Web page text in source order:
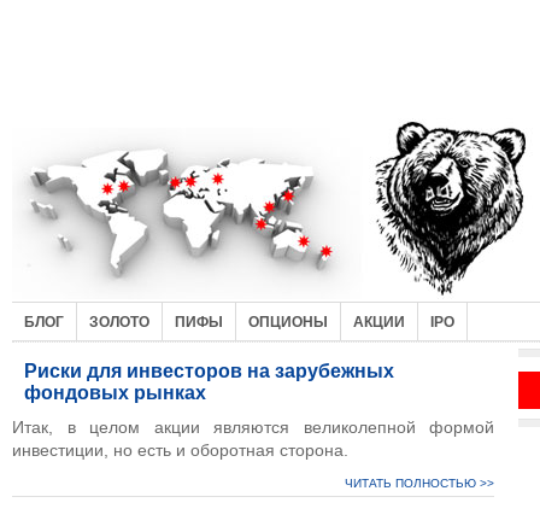
БЛОГ ЗОЛОТО ПИФЫ ОПЦИОНЫ АКЦИИ IPO
Риски для инвесторов на зарубежных
фондовых рынках
Итак, в целом акции являются великолепной формой
инвестиции, но есть и оборотная сторона.
ЧИТАТЬ ПОЛНОСТЬЮ >>